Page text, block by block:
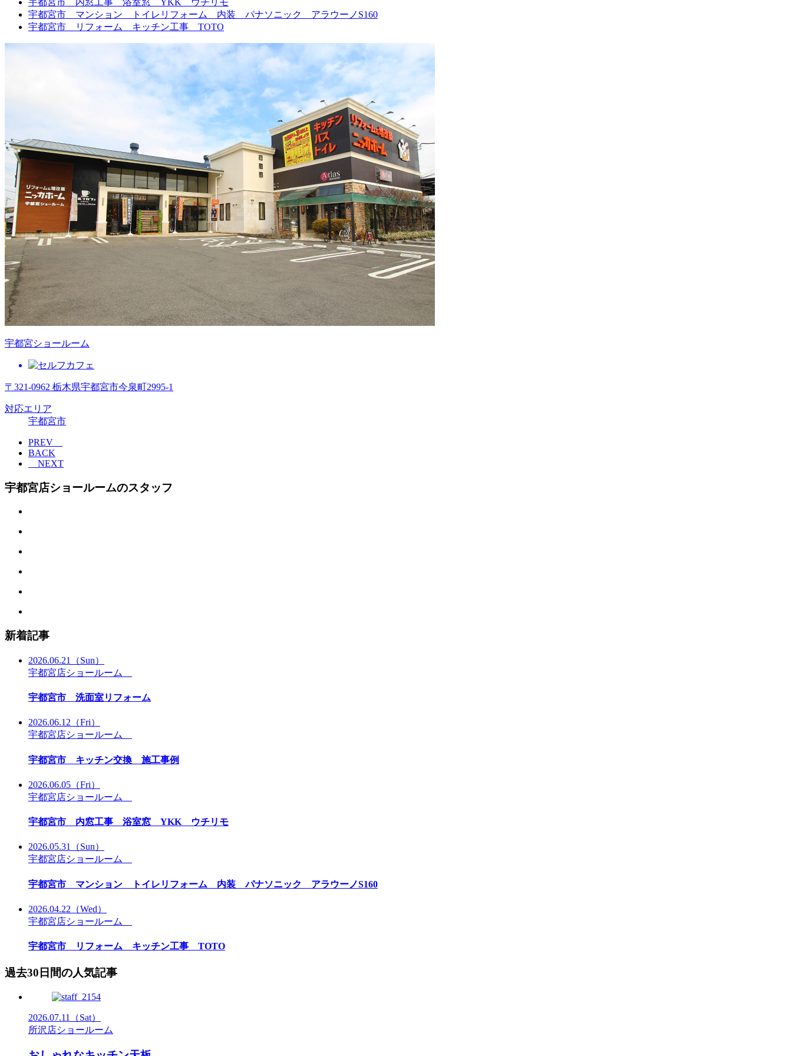
宇都宮市 マンション トイレリフォーム 内装 パナソニック アラウーノS160
宇都宮市 リフォーム キッチン工事 TOTO
宇都宮ショールーム
〒321-0962 栃木県宇都宮市今泉町2995-1
対応エリア
宇都宮市
PREV
BACK
NEXT
宇都宮店ショールームのスタッフ
新着記事
2026.06.21
（Sun）
宇都宮店ショールーム
宇都宮市 洗面室リフォーム
2026.06.12 （Fri）
宇都宮店ショールーム
宇都宮市 キッチン交換 施工事例
2026.06.05 （Fri）
宇都宮店ショールーム
宇都宮市 内窓工事 浴室窓 YKK ウチリモ
2026.05.31
（Sun）
宇都宮店ショールーム
宇都宮市 マンション トイレリフォーム 内装 パナソニック アラウーノS160
2026.04.22 （Wed）
宇都宮店ショールーム
宇都宮市 リフォーム キッチン工事 TOTO
過去30日間の人気記事
2026.07.11
（Sat）
所沢店ショールーム